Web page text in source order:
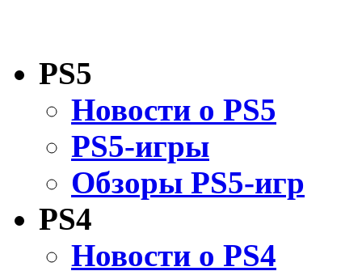
PS5
Новости о PS5
PS5-игры
Обзоры PS5-игр
PS4
Новости о PS4